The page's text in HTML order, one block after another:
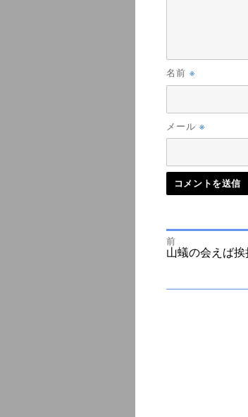
名前 ※
メール ※
投
前
前
の
山蟻の会えば挨